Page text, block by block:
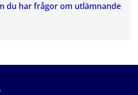
du har frågor om utlämnande